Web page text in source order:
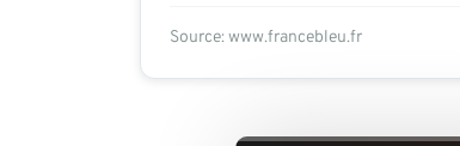
Source: www.francebleu.fr